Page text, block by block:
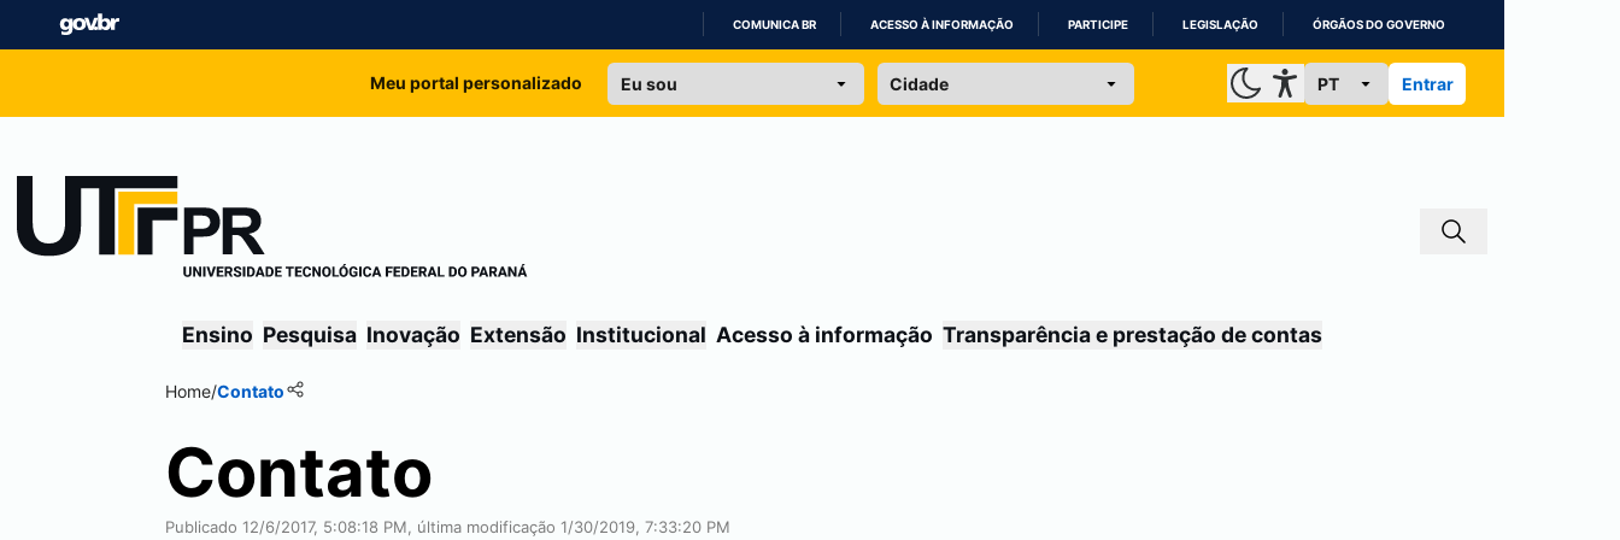
IR
COMUNICA BR ACESSO À INFORMAÇÃO PARTICIPE LEGISLAÇÃO ÓRGÃOS DO GOVERNO
Meu portal personalizado Entrar
Ensino Pesquisa Inovação Extensão Institucional Acesso à informação Transparência e prestação de contas
Home/Contato
Contato
Publicado 12/6/2017, 5:08:18 PM, última modificação 1/30/2019, 7:33:20 PM